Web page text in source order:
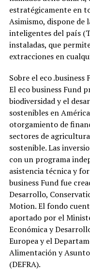
estratégicamente en
Asimismo, dispone de
inteligentes del país
instaladas, que
extracciones en
Sobre el eco .business
El eco business Fund
biodiversidad y el
sostenibles en
otorgamiento de
sectores de
sostenible. Las
con un programa
asistencia técnica y
business Fund fue
Desarrollo,
Motion. El fondo
aportado por el
Económica y
Europea y el
Alimentación y
(DEFRA).